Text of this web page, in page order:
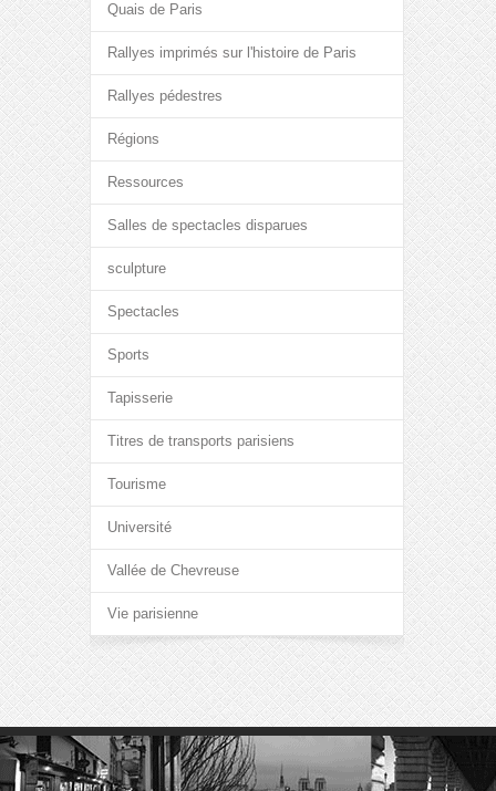
Quais de Paris
Rallyes imprimés sur l'histoire de Paris
Rallyes pédestres
Régions
Ressources
Salles de spectacles disparues
sculpture
Spectacles
Sports
Tapisserie
Titres de transports parisiens
Tourisme
Université
Vallée de Chevreuse
Vie parisienne